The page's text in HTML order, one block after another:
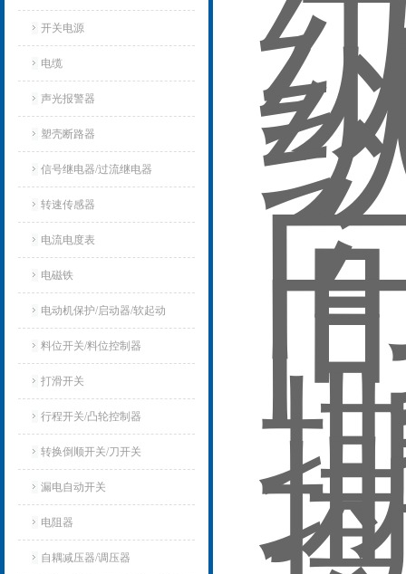
开关电源
电缆
声光报警器
塑壳断路器
信号继电器/过流继电器
转速传感器
电流电度表
电磁铁
电动机保护/启动器/软起动
料位开关/料位控制器
打滑开关
行程开关/凸轮控制器
转换倒顺开关/刀开关
漏电自动开关
电阻器
自耦减压器/调压器